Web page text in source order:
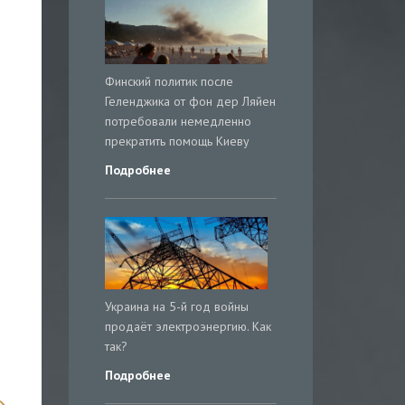
Финский политик после
Геленджика от фон дер Ляйен
потребовали немедленно
прекратить помощь Киеву
Подробнее
Украина на 5-й год войны
продаёт электроэнергию. Как
так?
Подробнее